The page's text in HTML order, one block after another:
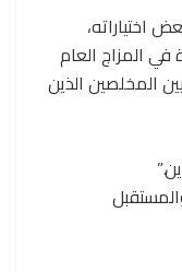
اختياراته،
المزاج العام
المخلصين الذين